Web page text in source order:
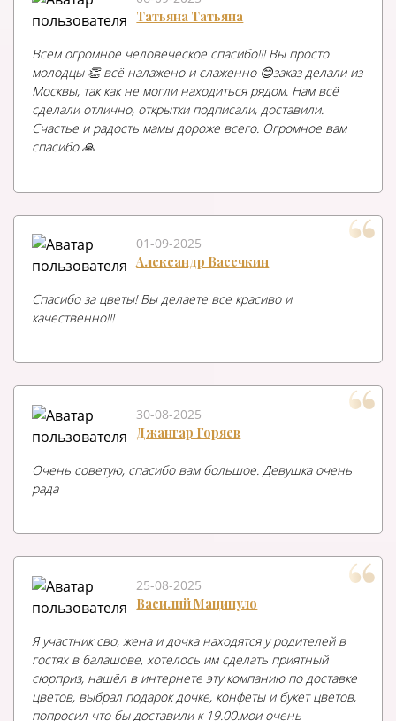
Татьяна Татьяна
Всем огромное человеческое спасибо!!! Вы просто
молодцы 👏 всё налажено и слаженно 😊заказ делали из
Москвы, так как не могли находиться рядом. Нам всё
сделали отлично, открытки подписали, доставили.
Счастье и радость мамы дороже всего. Огромное вам
спасибо 🙏
01-09-2025
Александр Васечкин
Спасибо за цветы! Вы делаете все красиво и
качественно!!!
30-08-2025
Джангар Горяев
Очень советую, спасибо вам большое. Девушка очень
рада
25-08-2025
Василий Маципуло
Я участник сво, жена и дочка находятся у родителей в
гостях в балашове, хотелось им сделать приятный
сюрприз, нашёл в интернете эту компанию по доставке
цветов, выбрал подарок дочке, конфеты и букет цветов,
попросил что бы доставили к 19.00.мои очень